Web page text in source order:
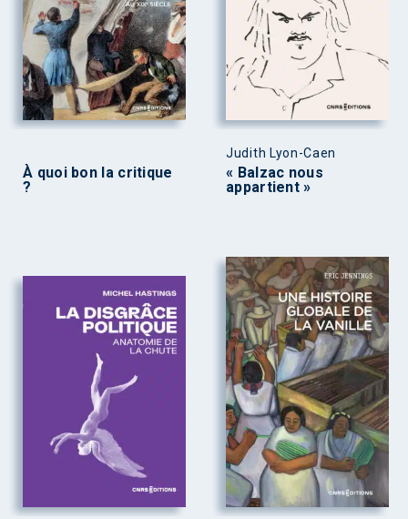
À quoi bon la critique
?
Judith Lyon-Caen
« Balzac nous
appartient »